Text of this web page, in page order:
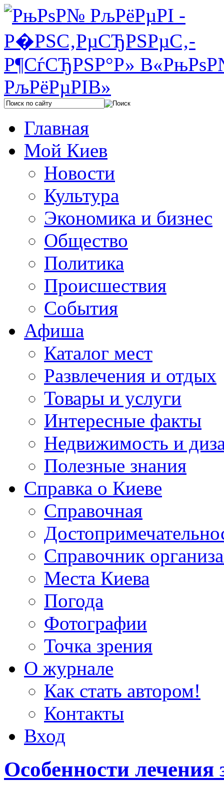
Главная
Мой Киев
Новости
Культура
Экономика и бизнес
Общество
Политика
Происшествия
События
Афиша
Каталог мест
Развлечения и отдых
Товары и услуги
Интересные факты
Недвижимость и
Полезные знания
Справка о Киеве
Справочная
Справочник
Места Киева
Погода
Фотографии
Точка зрения
О журнале
Как стать автором!
Контакты
Вход
Особенности